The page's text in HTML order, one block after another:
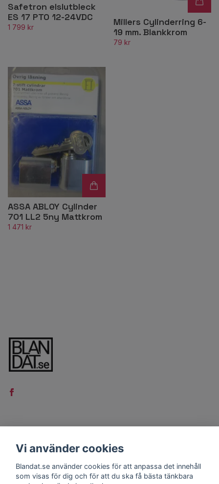
Safetron elslutbleck
ES 17 PTO 12-24VDC
1 799 kr
Millers Cylinderring 6-
19 mm. Blankkrom
79 kr
ASSA ABLOY Cylinder
701 LL2 5ny Mattkrom
1 471 kr
Kontakt
Köpvillkor
Vi använder cookies
Blandat.se använder cookies för att anpassa det innehåll
som visas för dig och för att du ska få bästa tänkbara